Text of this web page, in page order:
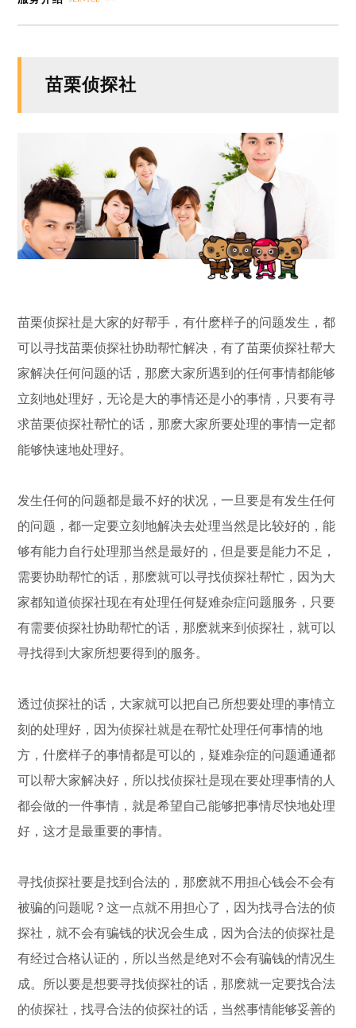
苗栗侦探社
苗栗侦探社是大家的好帮手，有什麽样子的问题发生，都
可以寻找苗栗侦探社协助帮忙解决，有了苗栗侦探社帮大
家解决任何问题的话，那麽大家所遇到的任何事情都能够
立刻地处理好，无论是大的事情还是小的事情，只要有寻
求苗栗侦探社帮忙的话，那麽大家所要处理的事情一定都
能够快速地处理好。
发生任何的问题都是最不好的状况，一旦要是有发生任何
的问题，都一定要立刻地解决去处理当然是比较好的，能
够有能力自行处理那当然是最好的，但是要是能力不足，
需要协助帮忙的话，那麽就可以寻找侦探社帮忙，因为大
家都知道侦探社现在有处理任何疑难杂症问题服务，只要
有需要侦探社协助帮忙的话，那麽就来到侦探社，就可以
寻找得到大家所想要得到的服务。
透过侦探社的话，大家就可以把自己所想要处理的事情立
刻的处理好，因为侦探社就是在帮忙处理任何事情的地
方，什麽样子的事情都是可以的，疑难杂症的问题通通都
可以帮大家解决好，所以找侦探社是现在要处理事情的人
都会做的一件事情，就是希望自己能够把事情尽快地处理
好，这才是最重要的事情。
寻找侦探社要是找到合法的，那麽就不用担心钱会不会有
被骗的问题呢？这一点就不用担心了，因为找寻合法的侦
探社，就不会有骗钱的状况会生成，因为合法的侦探社是
有经过合格认证的，所以当然是绝对不会有骗钱的情况生
成。所以要是想要寻找侦探社的话，那麽就一定要找合法
的侦探社，找寻合法的侦探社的话，当然事情能够妥善的